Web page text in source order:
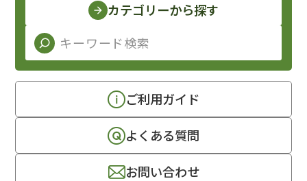
カテゴリーから探す
ご利用ガイド
よくある質問
お問い合わせ